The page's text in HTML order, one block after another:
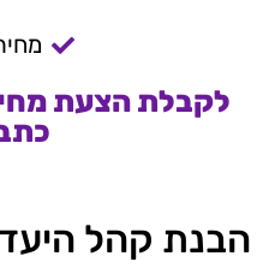
לקבלת הצעת
הבנת קהל היעד